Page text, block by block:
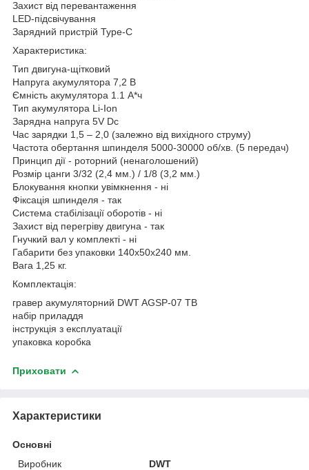
Захист від перевантаження
LED-підсвічування
Зарядний пристрій Type-C
Характеристика:
Тип двигуна-щітковий
Напруга акумулятора 7,2 В
Ємність акумулятора 1.1 А*ч
Тип акумулятора Li-Ion
Зарядна напруга 5V Dc
Час зарядки 1,5 – 2,0 (залежно від вихідного струму)
Частота обертання шпинделя 5000-30000 об/хв. (5 передач)
Принцип дії - роторний (ненаголошений)
Розмір цанги 3/32 (2,4 мм.) / 1/8 (3,2 мм.)
Блокування кнопки увімкнення - ні
Фіксація шпинделя - так
Система стабілізації оборотів - ні
Захист від перегріву двигуна - так
Гнучкий вал у комплекті - ні
Габарити без упаковки 140х50х240 мм.
Вага 1,25 кг.
Комплектація:
гравер акумуляторний DWT AGSP-07 TB
набір приладдя
інструкція з експлуатації
упаковка коробка
Приховати
Характеристики
Основні
Виробник
DWT